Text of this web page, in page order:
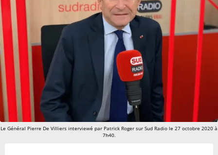
Le Général Pierre De Villiers interviewé par Patrick Roger sur Sud Radio le 27 octobre 2020 à
7h40.